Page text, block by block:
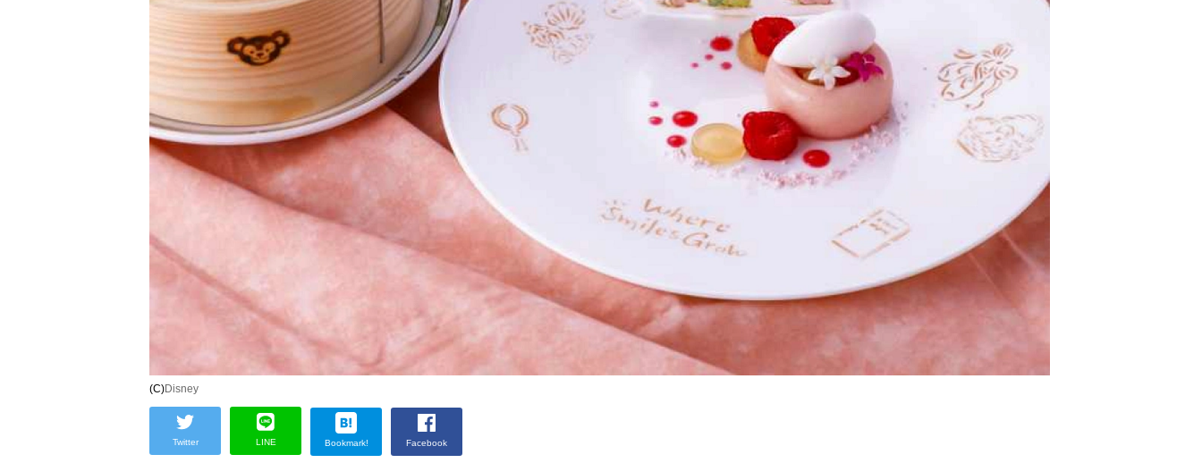
(C)Disney
Twitter LINE Bookmark! Facebook